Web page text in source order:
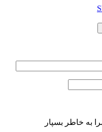
به خاطر بسپار